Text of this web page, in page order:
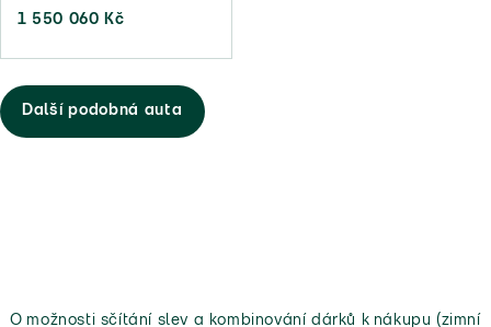
1 550 060 Kč
Další podobná auta
O možnosti sčítání slev a kombinování dárků k nákupu (zimní